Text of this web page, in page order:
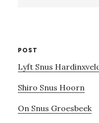
POST
Lyft Snus
Shiro Snus Hoorn
On Snus Groesbeek